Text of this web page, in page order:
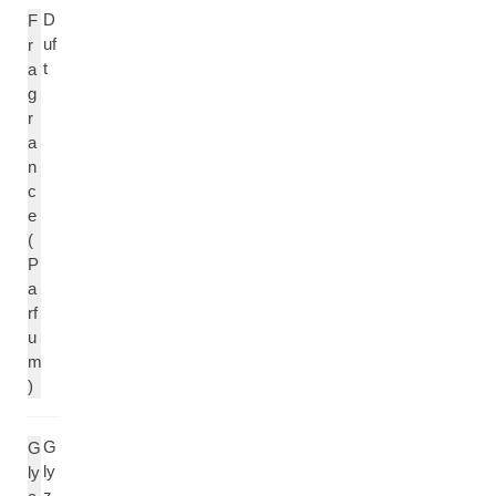
F
r
a
g
r
a
n
c
e
(
P
a
rf
u
m
)
D
uf
t
G
ly
G
ly